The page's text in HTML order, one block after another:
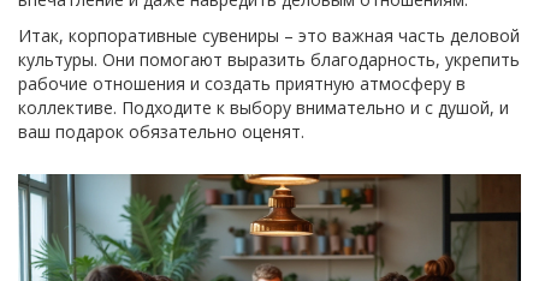
Итак, корпоративные сувениры – это важная часть деловой
культуры. Они помогают выразить благодарность, укрепить
рабочие отношения и создать приятную атмосферу в
коллективе. Подходите к выбору внимательно и с душой, и
ваш подарок обязательно оценят.